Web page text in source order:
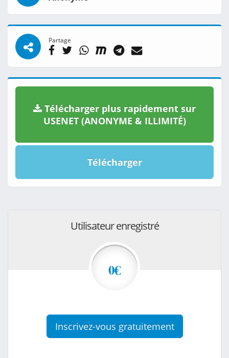
Partage
Télécharger plus rapidement sur
USENET (ANONYME & ILLIMITÉ)
Télécharger
Utilisateur enregistré
0€
Inscrivez-vous gratuitement